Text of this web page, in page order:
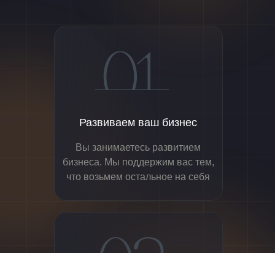
Вы занимаетесь развитием
бизнеса. Мы поддержим вас тем,
что возьмем остальное на себя
Развиваем ваш бизнес